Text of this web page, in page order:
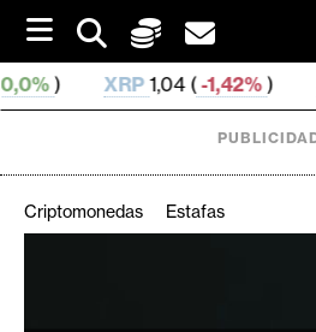
i
p
t
o
1,04 (-1,42%) SOL73,2 (-
Criptomonedas Estafas